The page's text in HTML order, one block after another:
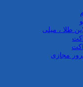
طلا ، میلی
مجازی